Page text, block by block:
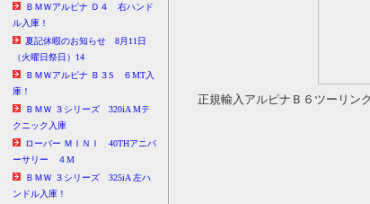
ＢＭＷアルピナ Ｄ４ 右ハンド
ル入庫！
夏記休暇のお知らせ 8月11日
（火曜日祭日）14
ＢＭＷアルピナ Ｂ３S ６MT入
庫！
ＢＭＷ ３シリーズ 320iA Mテ
クニック入庫
ローバー ＭＩＮＩ 40THアニバ
ーサリー ４M
ＢＭＷ ３シリーズ 325iA 左ハ
ンドル入庫！
正規輸入アルピナＢ６ツーリン